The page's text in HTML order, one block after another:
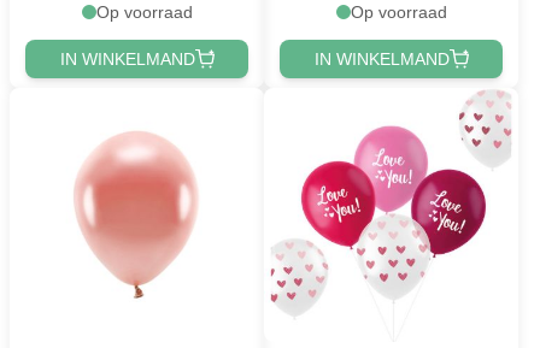
Op voorraad
IN WINKELMAND
Op voorraad
IN WINKELMAND